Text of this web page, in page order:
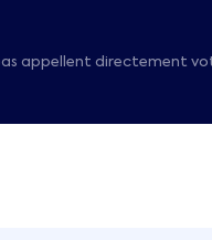
appellent directement